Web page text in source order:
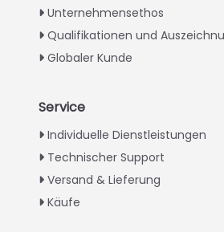
Unternehmensethos
Qualifikationen und
Globaler Kunde
Service
Individuelle Dienstleistungen
Technischer Support
Versand & Lieferung
Käufe